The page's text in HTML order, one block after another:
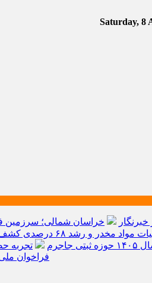
خراسان شمالی؛ سرزمین
تجربه
فراخوان